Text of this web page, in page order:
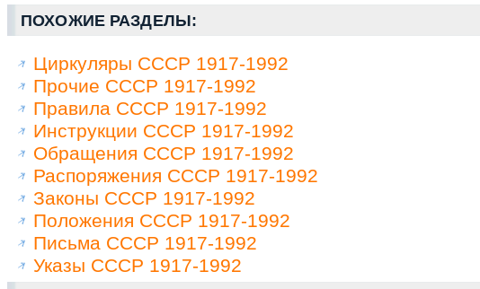
ПОХОЖИЕ РАЗДЕЛЫ:
Циркуляры СССР 1917-1992
Прочие СССР 1917-1992
Правила СССР 1917-1992
Инструкции СССР 1917-1992
Обращения СССР 1917-1992
Распоряжения СССР 1917-1992
Законы СССР 1917-1992
Положения СССР 1917-1992
Письма СССР 1917-1992
Указы СССР 1917-1992